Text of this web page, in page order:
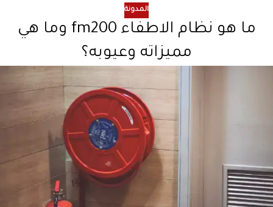
المدونة
ما هو نظام الاطفاء fm200 وما هي
مميزاته وعيوبه؟